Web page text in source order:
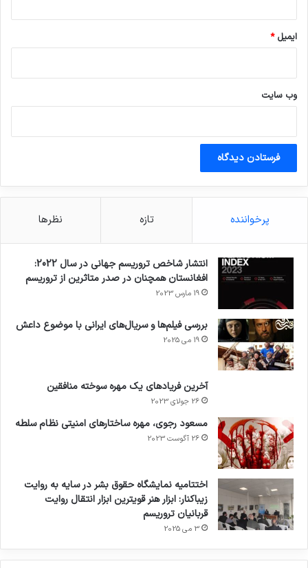
ایمیل*
وب‌ سایت
پرخواننده تازه نظرها
انتشار شاخص تروریسم جهانی در سال 2022:
افغانستان همچنان در صدر متاثرین از تروریسم
19 مارس 2023
بررسی فیلم‌ها و سریال‌های ایرانی با موضوع داعش
19 می 2025
آخرین فریادهای یک مهره سوخته منافقین
26 جولای 2023
مسعود رجوی، مهره ساختارهای امنیتی نظام سلطه
26 آگوست 2023
اختتامیه نمایشگاه حقوق بشر در سایه به روایت
زیباکنار: ابزار هنر قویترین ابزار انتقال روایت
قربانیان تروریسم
3 می 2025